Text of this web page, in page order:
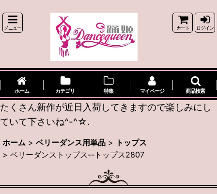
メニュー カート ログイン
ホーム カテゴリ 特集 マイページ 商品検索
たくさん新作が近日入荷してきますので楽しみにし
ていて下さいね^-^☆.
ホーム > ベリーダンス用単品 >
トップス
> ベリーダンストップス--トップス2807